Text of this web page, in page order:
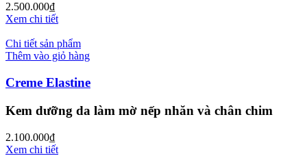
2.500.000₫
Xem chi tiết
Chi tiết sản phẩm
Thêm vào giỏ hàng
Creme Elastine
Kem dưỡng da làm mờ nếp nhăn và chân chim
2.100.000₫
Xem chi tiết